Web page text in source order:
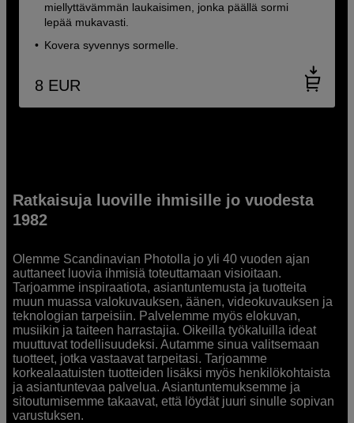
miellyttävämmän laukaisimen, jonka päällä sormi
lepää mukavasti.
Kovera syvennys sormelle.
8 EUR
Ratkaisuja luoville ihmisille jo vuodesta
1982
Olemme Scandinavian Photolla jo yli 40 vuoden ajan
auttaneet luovia ihmisiä toteuttamaan visioitaan.
Tarjoamme inspiraatiota, asiantuntemusta ja tuotteita
muun muassa valokuvauksen, äänen, videokuvauksen ja
teknologian tarpeisiin. Palvelemme myös elokuvan,
musiikin ja taiteen harrastajia. Oikeilla työkaluilla ideat
muuttuvat todellisuudeksi. Autamme sinua valitsemaan
tuotteet, jotka vastaavat tarpeitasi. Tarjoamme
korkealaatuisten tuotteiden lisäksi myös henkilökohtaista
ja asiantuntevaa palvelua. Asiantuntemuksemme ja
sitoutumisemme takaavat, että löydät juuri sinulle sopivan
varustuksen.